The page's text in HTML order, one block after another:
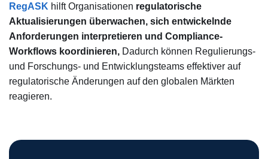
RegASK hilft Organisationen regulatorische
Aktualisierungen überwachen, sich entwickelnde
Anforderungen interpretieren und Compliance-
Workflows koordinieren, Dadurch können Regulierungs-
und Forschungs- und Entwicklungsteams effektiver auf
regulatorische Änderungen auf den globalen Märkten
reagieren.